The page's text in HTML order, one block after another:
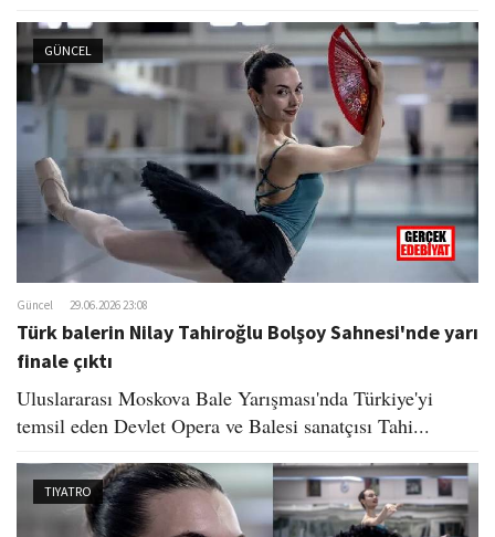
GÜNCEL
Güncel 29.06.2026 23:08
Türk balerin Nilay Tahiroğlu Bolşoy Sahnesi'nde yarı
finale çıktı
Uluslararası Moskova Bale Yarışması'nda Türkiye'yi
temsil eden Devlet Opera ve Balesi sanatçısı Tahi...
TIYATRO